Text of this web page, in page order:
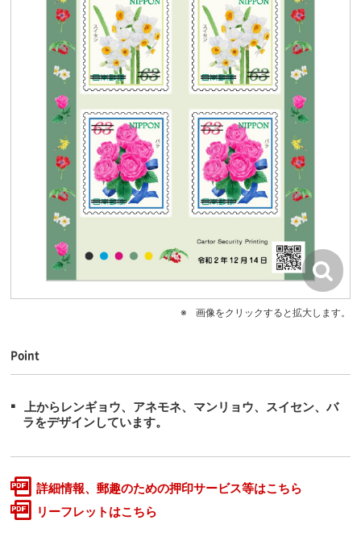
画像をクリックすると拡大します。
Point
上からレンギョウ、アネモネ、マンリョウ、スイセン、バ
ラをデザインしています。
詳細情報、郵趣のための押印サービス等はこちら
リーフレットはこちら